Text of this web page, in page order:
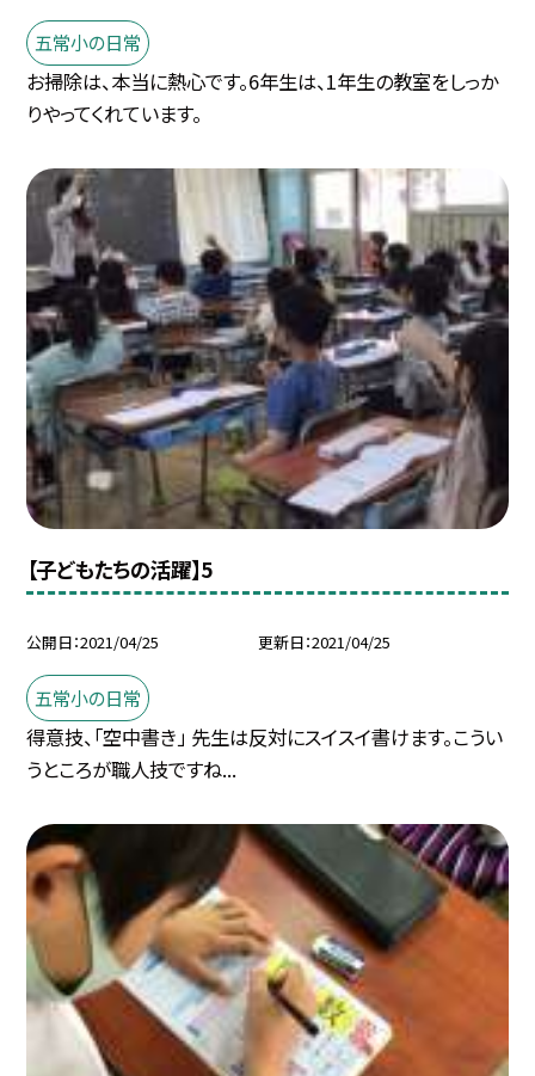
五常小の日常
お掃除は、本当に熱心です。6年生は、1年生の教室をしっか
りやってくれています。
【子どもたちの活躍】5
公開日 2021/04/25 更新日 2021/04/25
五常小の日常
得意技、「空中書き」 先生は反対にスイスイ書けます。こうい
うところが職人技ですね...